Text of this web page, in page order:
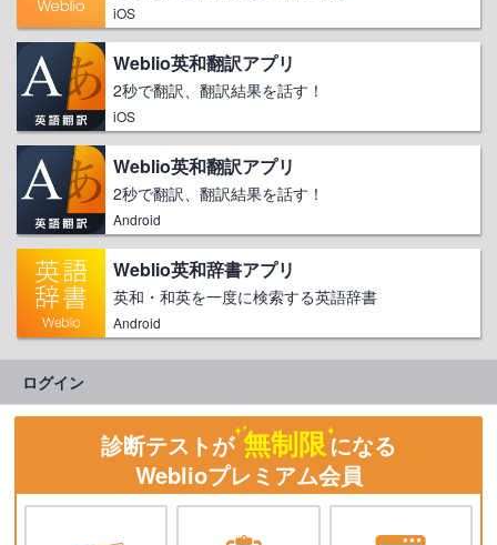
iOS
Weblio英和翻訳アプリ
2秒で翻訳、翻訳結果を話す！
iOS
Weblio英和翻訳アプリ
2秒で翻訳、翻訳結果を話す！
Android
Weblio英和辞書アプリ
英和・和英を一度に検索する英語辞書
Android
ログイン
診断テストが 無制限になる
Weblioプレミアム会員